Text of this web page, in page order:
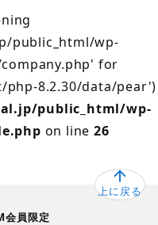
public_html/wp-
for
php-8.2.30/data/pear')
public_html/wp-
on line26
上に戻る
会員限定